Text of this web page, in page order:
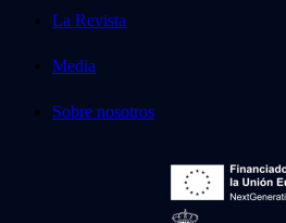
La Revista
Media
Sobre nosotros